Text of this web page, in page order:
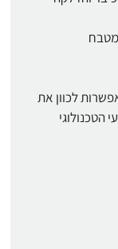
לכוון את
הטכנולוגי